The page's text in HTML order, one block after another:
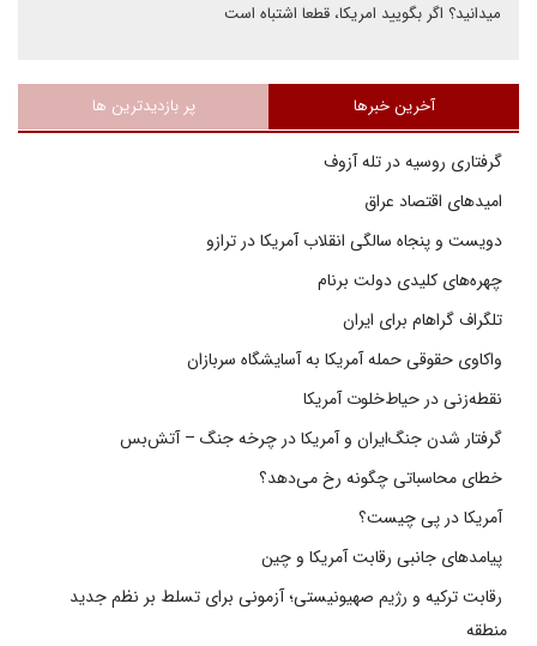
میدانید؟ اگر بگویید امریکا، قطعا اشتباه است
آخرین خبرها پر بازدیدترین ها
گرفتاری روسیه در تله آزوف
امیدهای اقتصاد عراق
دویست و پنجاه سالگی انقلاب آمریکا در ترازو
چهره‌های کلیدی دولت برنام
تلگراف گراهام برای ایران
واکاوی حقوقی حمله آمریکا به آسایشگاه سربازان
نقطه‌زنی در حیاط‌خلوت آمریکا
گرفتار شدن جنگ‌ایران و آمریکا در چرخه جنگ – آتش‌بس
خطای محاسباتی چگونه رخ می‌دهد؟
آمریکا در پی چیست؟
پیامدهای جانبی رقابت آمریکا و چین
رقابت ترکیه و رژیم صهیونیستی؛ آزمونی برای تسلط بر نظم جدید
منطقه